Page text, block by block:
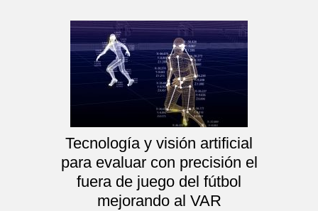
Tecnología y visión artificial
para evaluar con precisión el
fuera de juego del fútbol
mejorando al VAR